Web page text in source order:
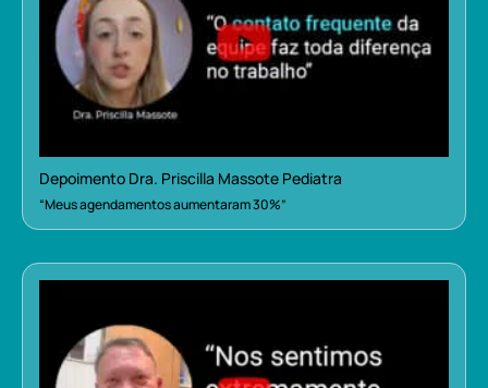
Depoimento Dra. Priscilla Massote Pediatra
“Meus agendamentos aumentaram 30%”